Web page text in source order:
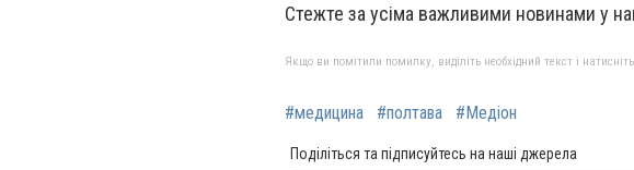
Стежте за усіма важливими новинами у
Якщо ви помітили помилку, виділіть необхідний текст і
#медицина #полтава #Медіон
Поділіться та підписуйтесь на наші джерела